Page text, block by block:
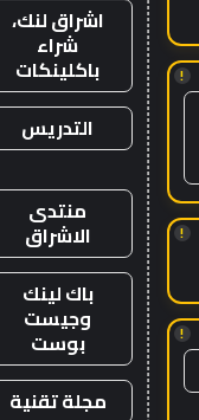
!
!
!
اشراق لنك،
شراء
باكلينكات
التدريس
منتدى
الاشراق
باك لينك
وجيست
بوست
مجلة تقنية